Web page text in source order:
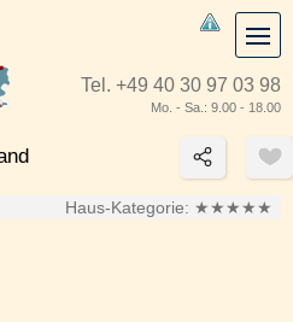
Tel. +49 40 30 97 03 98
Mo. - Sa.: 9.00 - 18.00
Haus-Kategorie: ★★★★★